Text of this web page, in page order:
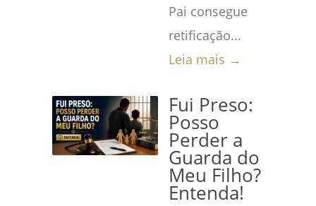
Pai consegue
retificação...
Leia mais →
Fui Preso:
Posso
Perder a
Guarda do
Meu Filho?
Entenda!